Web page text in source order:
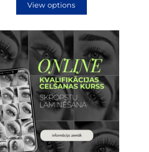
View options